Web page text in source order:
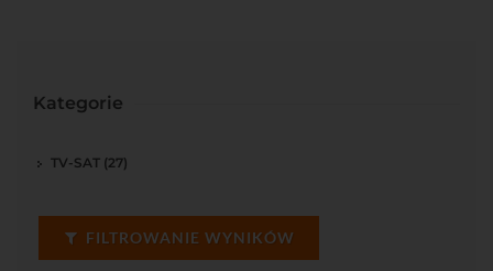
Kategorie
TV-SAT (27)
FILTROWANIE WYNIKÓW